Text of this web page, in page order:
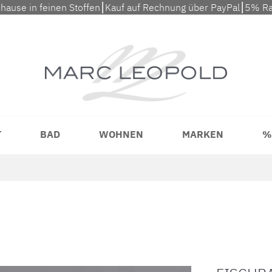
in feinen Stoffen⎮Kauf auf Rechnung über PayPal⎮5%
BAD WOHNEN MARKEN